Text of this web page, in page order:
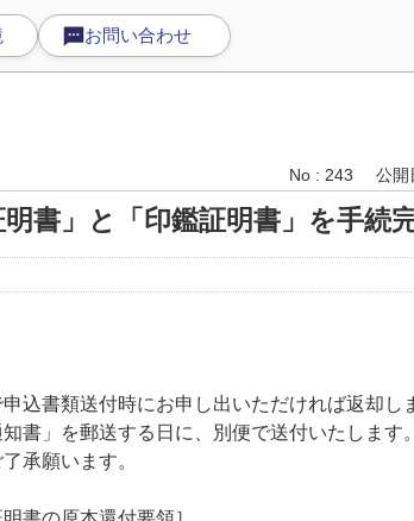
お問い合わせ
No : 243 公開
書」と「印鑑証明書」を手続
込書類送付時にお申し出いただければ返却し
書」を郵送する日に、別便で送付いたします。
承願います。